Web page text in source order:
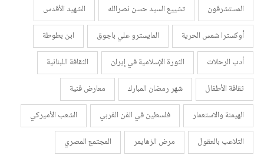
المستشرقون
تشييع السيد حسن نصرالله
الشهيد الأقدس
أوكسترا شمس الحرية
المايسترو علي باجوق
ابن بطوطة
أدب الرحلات
الثورة الإسلامية في إيران
الثقافة اللبنانية
ثقافة الأطفال
شهر رمضان المبارك
معارض فنية
الهيمنة والاستعمار
فلسطين في الفن الغربي
الشعب الأميركي
التلاعب بالعقول
مرض الزهايمر
المجتمع المصري